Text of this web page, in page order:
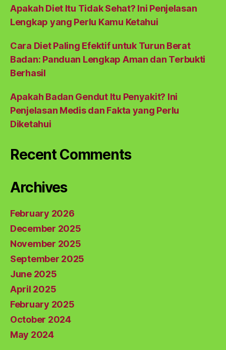
Apakah Diet Itu Tidak Sehat? Ini Penjelasan
Lengkap yang Perlu Kamu Ketahui
Cara Diet Paling Efektif untuk Turun Berat
Badan: Panduan Lengkap Aman dan Terbukti
Berhasil
Apakah Badan Gendut Itu Penyakit? Ini
Penjelasan Medis dan Fakta yang Perlu
Diketahui
Recent Comments
Archives
February 2026
December 2025
November 2025
September 2025
June 2025
April 2025
February 2025
October 2024
May 2024